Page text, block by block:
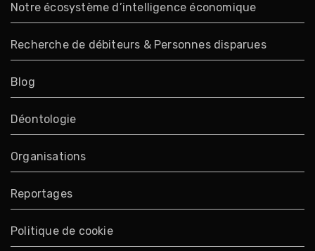
Notre écosystème d’intelligence économique
Recherche de débiteurs & Personnes disparues
Blog
Déontologie
Organisations
Reportages
Politique de cookie